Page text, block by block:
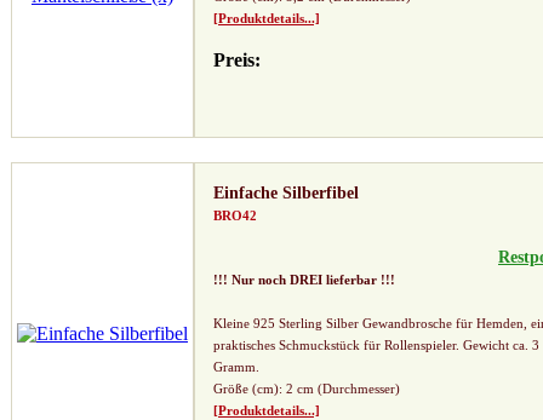
[Produktdetails...]
Preis:
Einfache Silberfibel
BRO42
!!! Nur noch DREI lieferbar !!!
Kleine 925 Sterling Silber Gewandbrosche für Hemden,
praktisches Schmuckstück für Rollenspieler. Gewicht ca. 3
Gramm.
Größe (cm): 2 cm (Durchmesser)
[Produktdetails...]